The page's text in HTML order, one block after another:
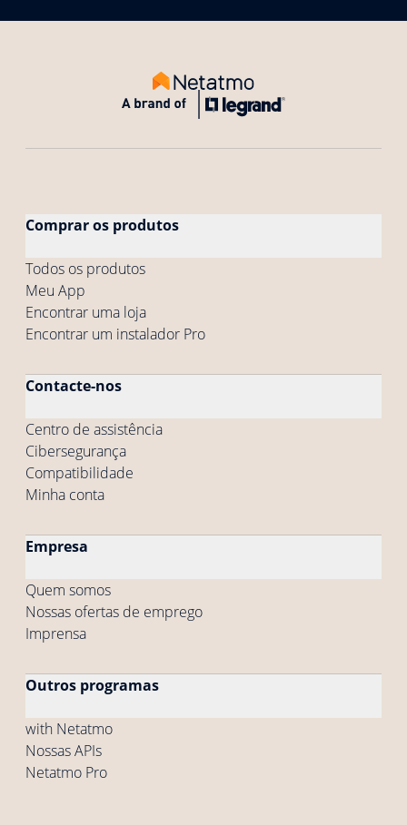
Comprar os produtos
Todos os produtos
Meu App
Encontrar uma loja
Encontrar um instalador Pro
Contacte-nos
Centro de assistência
Cibersegurança
Compatibilidade
Minha conta
Empresa
Quem somos
Nossas ofertas de emprego
Imprensa
Outros programas
with Netatmo
Nossas APIs
Netatmo Pro